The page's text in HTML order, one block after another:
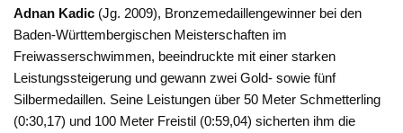
Adnan Kadic (Jg. 2009), Bronzemedaillengewinner bei den
Baden-Württembergischen Meisterschaften im
Freiwasserschwimmen, beeindruckte mit einer starken
Leistungssteigerung und gewann zwei Gold- sowie fünf
Silbermedaillen. Seine Leistungen über 50 Meter Schmetterling
(0:30,17) und 100 Meter Freistil (0:59,04) sicherten ihm die